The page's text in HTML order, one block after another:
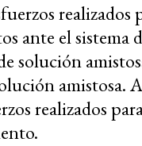
realizados
ante el sistema
solución
amistosa.
realizados